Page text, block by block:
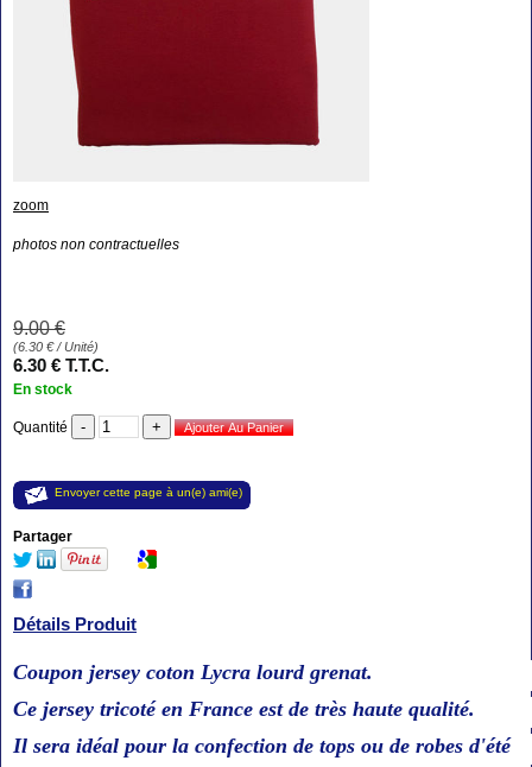
zoom
photos non contractuelles
9.00 €
(6.30 €/ Unité)
6.30 € T.T.C.
En stock
Quantité
Envoyer cette page à un(e) ami(e)
Partager
Détails Produit
Coupon jersey coton Lycra lourd grenat.
Ce jersey tricoté en France est de très haute qualité.
Il sera idéal pour la confection de tops ou de robes d'été